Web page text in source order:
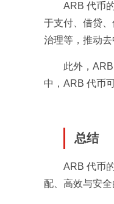
ARB 代币
于支付、借贷
治理等，推动去
此外，
中，ARB 代币
总结
ARB 代币
配、高效与安